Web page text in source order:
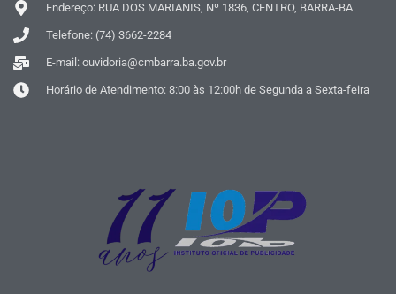
Endereço: RUA DOS MARIANIS, Nº 1836, CENTRO, BARRA-BA
Telefone: (74) 3662-2284
E-mail: ouvidoria@cmbarra.ba.gov.br
Horário de Atendimento: 8:00 às 12:00h de Segunda a Sexta-feira